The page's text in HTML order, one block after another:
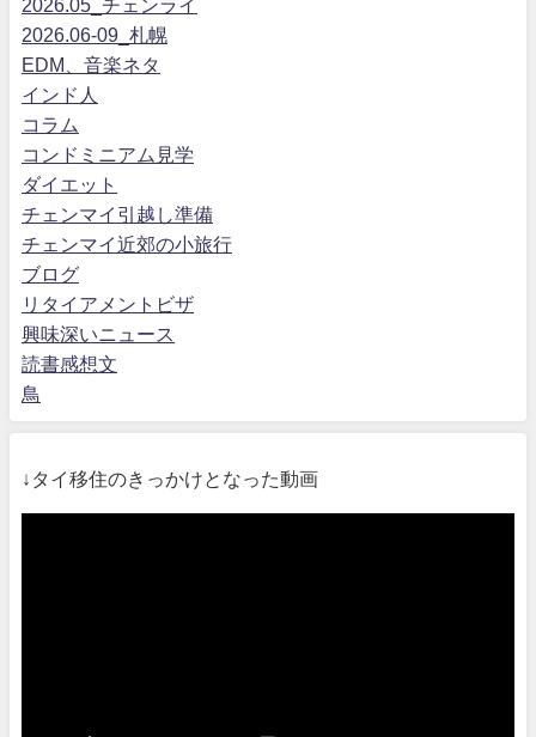
2026.05_チェンライ
2026.06-09_札幌
EDM、音楽ネタ
インド人
コラム
コンドミニアム見学
ダイエット
チェンマイ引越し準備
チェンマイ近郊の小旅行
ブログ
リタイアメントビザ
興味深いニュース
読書感想文
鳥
↓タイ移住のきっかけとなった動画